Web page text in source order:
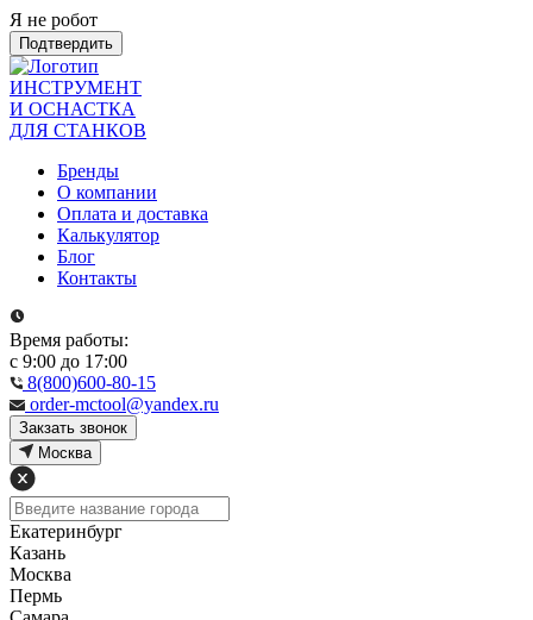
Я не робот
Подтвердить
ИНСТРУМЕНТ
И ОСНАСТКА
ДЛЯ СТАНКОВ
Бренды
О компании
Оплата и доставка
Калькулятор
Блог
Контакты
Время работы:
с 9:00 до 17:00
8(800)600-80-15
order-mctool@yandex.ru
Закзать звонок
Москва
Екатеринбург
Казань
Москва
Пермь